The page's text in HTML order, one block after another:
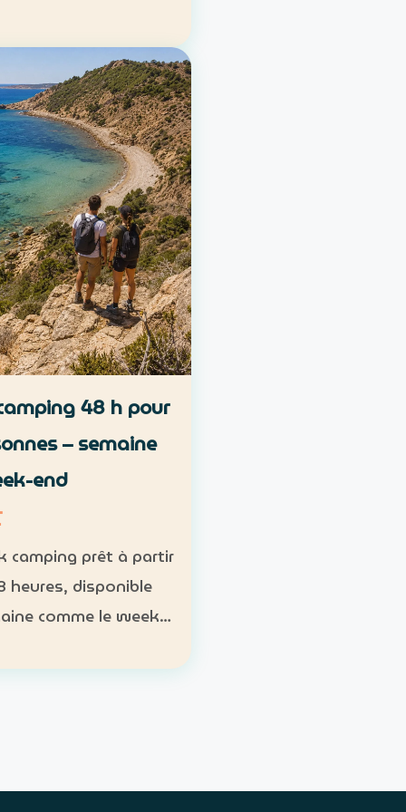
48 h pour
– semaine
end
camping prêt à partir
heures, disponible
comme le week-